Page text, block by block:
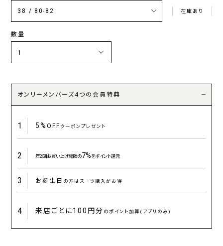
在庫あり
数量
オンリーメンバーズ4つの会員特典
1 5%OFFクーポンプレゼント
2 年2回お買い上げ総額の7%をポイント還元
3 お誕生日 の方はスーツ購入がお得
4 来店ごとに100円分 のポイント加算(アプリのみ)